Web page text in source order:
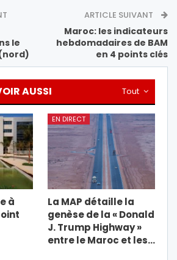
le
ARTICLE SUIVANT
Maroc: les indicateurs
hebdomadaires de BAM
en 4 points clés
Tout
AUSSI
à
EN DIRECT
La MAP détaille la
genèse de la « Donald
J. Trump Highway »
entre le Maroc et les…